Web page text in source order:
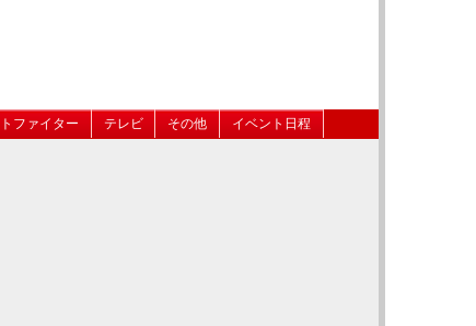
ファイター テレビ その他 イベント日程